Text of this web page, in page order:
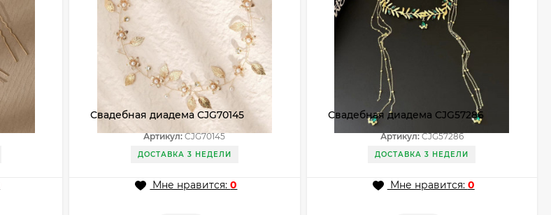
Свадебная диадема CJG70145
Артикул:CJG70145
ДОСТАВКА 3 НЕДЕЛИ
Мне нравится:0
Свадебная диадема CJG57286
Артикул:CJG57286
ДОСТАВКА 3 НЕДЕЛИ
Мне нравится: 0